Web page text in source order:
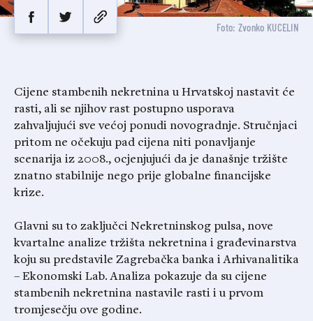
Foto: Zvonko KUCELIN
Cijene stambenih nekretnina u Hrvatskoj nastavit će
rasti, ali se njihov rast postupno usporava
zahvaljujući sve većoj ponudi novogradnje. Stručnjaci
pritom ne očekuju pad cijena niti ponavljanje
scenarija iz 2008., ocjenjujući da je današnje tržište
znatno stabilnije nego prije globalne financijske
krize.
Glavni su to zaključci Nekretninskog pulsa, nove
kvartalne analize tržišta nekretnina i građevinarstva
koju su predstavile Zagrebačka banka i Arhivanalitika
– Ekonomski Lab. Analiza pokazuje da su cijene
stambenih nekretnina nastavile rasti i u prvom
tromjesečju ove godine.